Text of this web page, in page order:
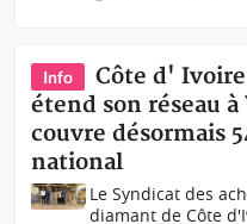
Info
Côte d'
étend son réseau
couvre désormais
national
Le Syndicat des
diamant de Côte